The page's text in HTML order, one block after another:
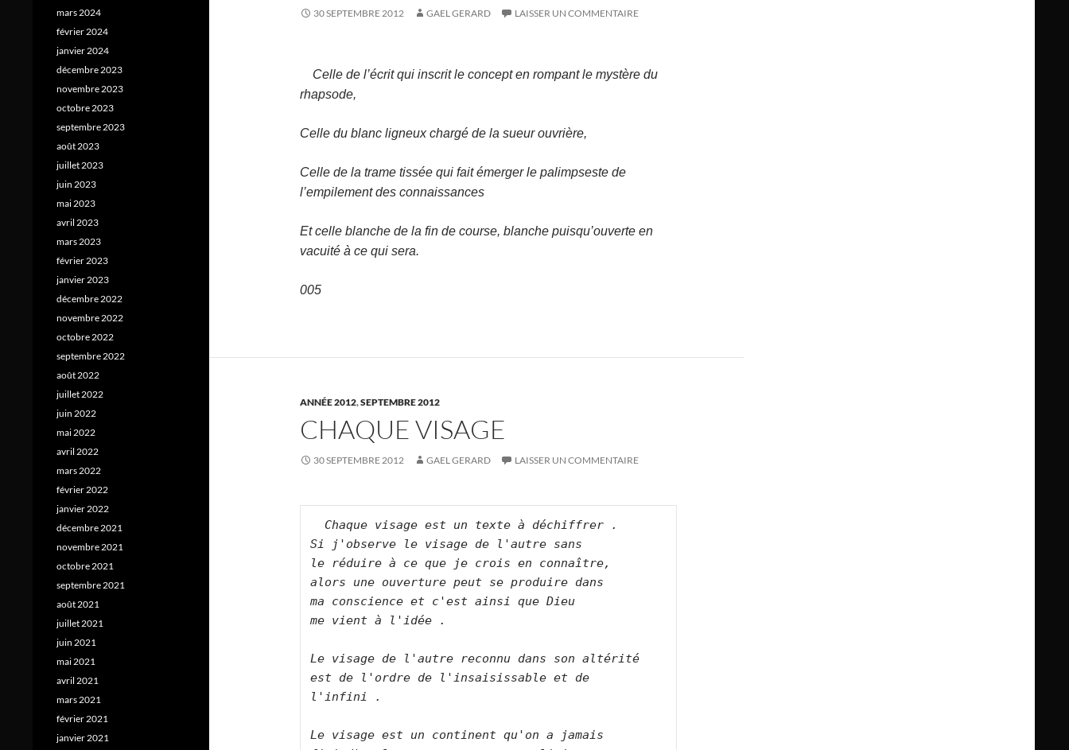
30 SEPTEMBRE 2012 GAEL GERARD LAISSER UN COMMENTAIRE
Celle de l’écrit qui inscrit le concept en rompant le mystère du
rhapsode,
Celle du blanc ligneux chargé de la sueur ouvrière,
Celle de la trame tissée qui fait émerger le palimpseste de
l’empilement des connaissances
Et celle blanche de la fin de course, blanche puisqu’ouverte en
vacuité à ce qui sera.
005
ANNÉE 2012,SEPTEMBRE 2012
CHAQUE VISAGE
30 SEPTEMBRE 2012 GAEL GERARD LAISSER UN COMMENTAIRE
Chaque visage est un texte à déchiffrer .
Si j'observe le visage de l'autre sans
le réduire à ce que je crois en connaître,
alors une ouverture peut se produire dans
ma conscience et c'est ainsi que Dieu
me vient à l'idée .
Le visage de l'autre reconnu dans son altérité
est de l'ordre de l'insaisissable et de
l'infini .
Le visage est un continent qu'on a jamais
mars 2024
février 2024
janvier 2024
décembre 2023
novembre 2023
octobre 2023
septembre 2023
août 2023
juillet 2023
juin 2023
mai 2023
avril 2023
mars 2023
février 2023
janvier 2023
décembre 2022
novembre 2022
octobre 2022
septembre 2022
août 2022
juillet 2022
juin 2022
mai 2022
avril 2022
mars 2022
février 2022
janvier 2022
décembre 2021
novembre 2021
octobre 2021
septembre 2021
août 2021
juillet 2021
juin 2021
mai 2021
avril 2021
mars 2021
février 2021
janvier 2021